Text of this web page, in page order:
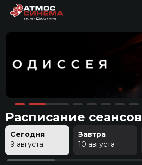
Расписание сеансов
Сегодня
9 августа
Завтра
10 августа